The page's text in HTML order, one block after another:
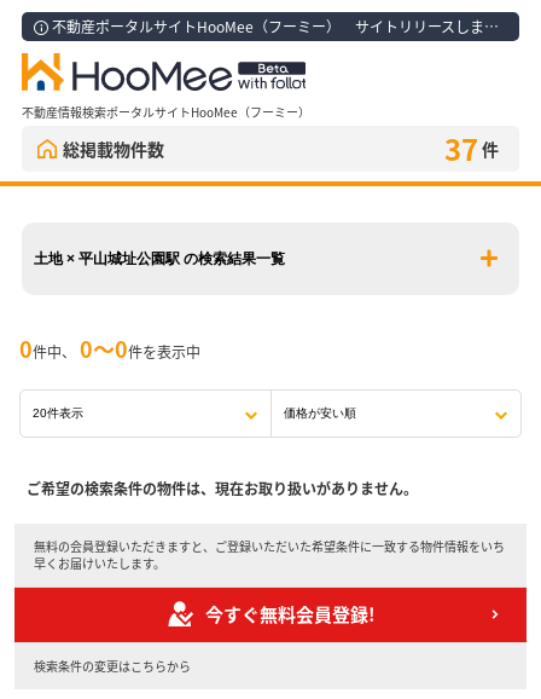
不動産ポータルサイトHooMee（フーミー） サイトリリースしました！
不動産情報検索ポータルサイトHooMee（フーミー）
総掲載物件数 37 件
土地 × 平山城址公園駅 の検索結果一覧
0件中、 0〜0件を表示中
ご希望の検索条件の物件は、現在お取り扱いがありません。
無料の会員登録いただきますと、ご登録いただいた希望条件に一致する物件情報をいち
早くお届けいたします。
今すぐ無料会員登録!
検索条件の変更はこちらから